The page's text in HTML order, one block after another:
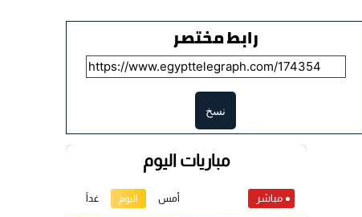
رابط مختصر
نسخ